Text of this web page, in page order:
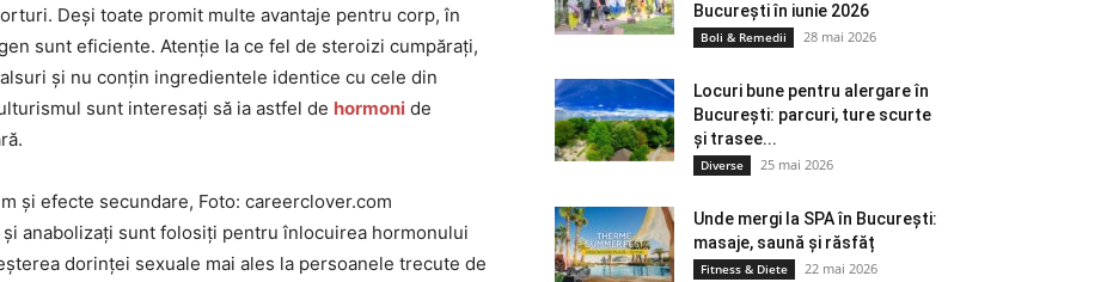
Deși toate promit multe avantaje pentru corp, în
sunt eficiente. Atenție la ce fel de steroizi cumpărați,
și nu conțin ingredientele identice cu cele din
sunt interesați să ia astfel de hormoni de
și efecte secundare, Foto: careerclover.com
anabolizați sunt folosiți pentru înlocuirea hormonului
dorinței sexuale mai ales la persoanele trecute de
București în iunie 2026
Boli & Remedii 28 mai 2026
Locuri bune pentru alergare în
București: parcuri, ture scurte
și trasee...
Diverse 25 mai 2026
Unde mergi la SPA în București:
masaje, saună și răsfăț
Fitness & Diete 22 mai 2026